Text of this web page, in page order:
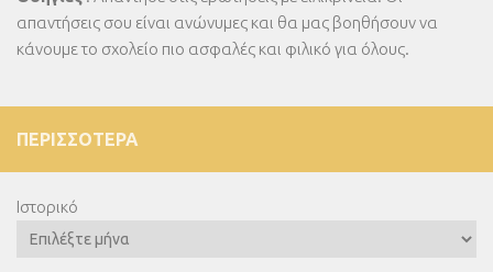
απαντήσεις σου είναι ανώνυμες και θα μας βοηθήσουν να
κάνουμε το σχολείο πιο ασφαλές και φιλικό για όλους.
ΠΕΡΙΣΣΌΤΕΡΑ
Ιστορικό